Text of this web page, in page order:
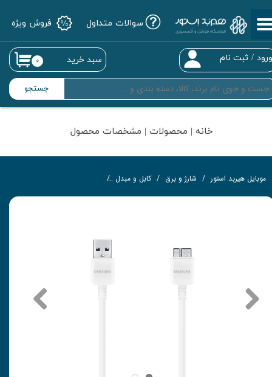
جستجو
/ ثبت نام
حساب کاربری من
تغییر گذر واژه
سفارشات
خروج از حساب کاربری
۰ سبد خرید
سوالات متداول فروش ویژه
خانه | محصولات | مشخصات محصول
موبایل هیربد استور شارژ و برق کابل و مبدل